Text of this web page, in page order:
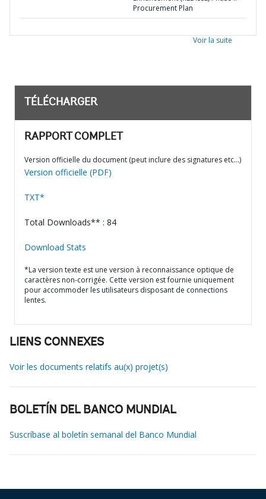
Procurement Plan
Voir la suite
TÉLÉCHARGER
RAPPORT COMPLET
Version officielle du document (peut inclure des signatures etc…)
Version officielle (PDF)
TXT*
Total Downloads** : 84
Download Stats
*La version texte est une version à reconnaissance optique de
caractères non-corrigée. Cette version est fournie uniquement
pour accommoder les utilisateurs disposant de connections
lentes.
LIENS CONNEXES
Voir les documents relatifs au(x) projet(s)
BOLETÍN DEL BANCO MUNDIAL
Suscríbase al boletín semanal del Banco Mundial